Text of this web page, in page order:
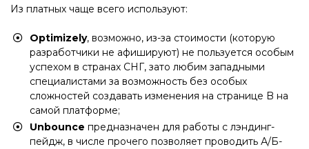
Из платных чаще всего используют:
Optimizely, возможно, из-за стоимости (которую
разработчики не афишируют) не пользуется особым
успехом в странах СНГ, зато любим западными
специалистами за возможность без особых
сложностей создавать изменения на странице B на
самой платформе;
Unbounce предназначен для работы с лэндинг-
пейдж, в числе прочего позволяет проводить А/Б-